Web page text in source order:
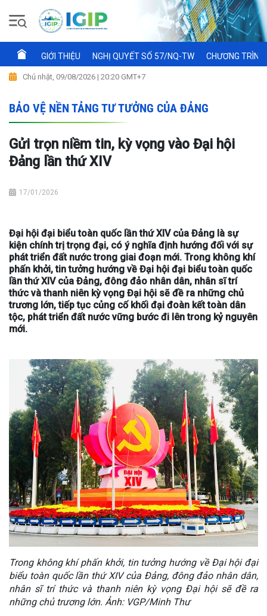
GIỚI THIỆU NGHỊ QUYẾT SỐ 57/NQ-TW CHƯƠNG
Chủ nhật, 09/08/2026 | 20:20 GMT+7
BẢO VỆ NỀN TẢNG TƯ TƯỞNG CỦA ĐẢNG
Gửi trọn niềm tin, kỳ vọng vào Đại hội
Đảng lần thứ XIV
17/01/2026
Đại hội đại biểu toàn quốc lần thứ XIV của Đảng là sự
kiện chính trị trọng đại, có ý nghĩa định hướng đối với sự
phát triển đất nước trong giai đoạn mới. Trong không khí
phấn khởi, tin tưởng hướng về Đại hội đại biểu toàn quốc
lần thứ XIV của Đảng, đông đảo nhân dân, nhân sĩ trí
thức và thanh niên kỳ vọng Đại hội sẽ đề ra những chủ
trương lớn, tiếp tục củng cố khối đại đoàn kết toàn dân
tộc, phát triển đất nước vững bước đi lên trong kỷ nguyên
mới.
Trong không khí phấn khởi, tin tưởng hướng về Đại hội đại
biểu toàn quốc lần thứ XIV của Đảng, đông đảo nhân dân,
nhân sĩ trí thức và thanh niên kỳ vọng Đại hội sẽ đề ra
những chủ trương lớn. Ảnh: VGP/Minh Thư